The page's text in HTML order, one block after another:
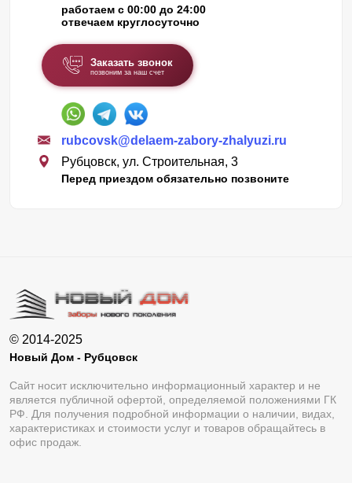
работаем с 00:00 до 24:00
отвечаем круглосуточно
Заказать звонок
позвоним за наш счет
rubcovsk@delaem-zabory-zhalyuzi.ru
Рубцовск, ул. Строительная, 3
Перед приездом обязательно позвоните
© 2014-2025
Новый Дом - Рубцовск
Сайт носит исключительно информационный характер и не
является публичной офертой, определяемой положениями ГК
РФ. Для получения подробной информации о наличии, видах,
характеристиках и стоимости услуг и товаров обращайтесь в
офис продаж.